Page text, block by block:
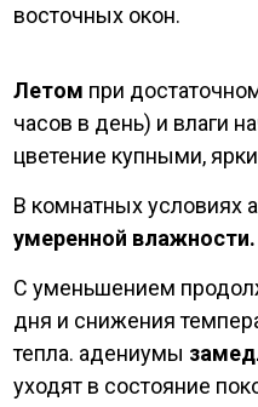
восточных окон.
Летом при
часов в день) и влаги
цветение купными,
В комнатных условиях
умеренной влажности.
С уменьшением
дня и снижения
тепла. адениумы
уходят в состояние